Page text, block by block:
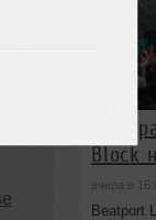
Block
вчера в
Beatport